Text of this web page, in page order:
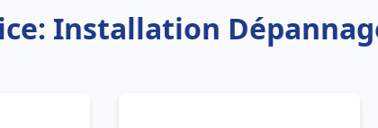
Installation